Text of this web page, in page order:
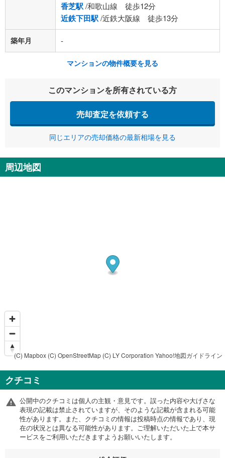
香芝駅/和歌山線 徒歩12分
近鉄下田駅/近鉄大阪線 徒歩13分
築年月 -
マンションの物件概要を見る
このマンションを所有されている方
売却査定を依頼する
同じエリアの売却価格の最新相場を見る
周辺地図
(C) Mapbox (C) OpenStreetMap (C) LY Corporation Yahoo!地図ガイドライン
クチコミ
公開中のクチコミは個人の主観・意見です。誤った内容や大げさな
表現の記載は禁止されていますが、そのような記載が含まれる可能
性があります。また、クチコミの情報は投稿時点の情報であり、現
在の状況とは異なる可能性があります。ご理解いただいた上で本サ
ービスをご利用いただきますようお願いいたします。